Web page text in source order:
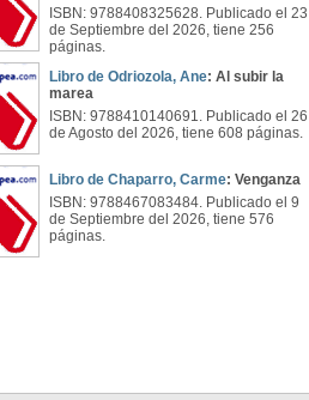
ISBN: 9788408325628. Publicado el 23
de Septiembre del 2026, tiene 256
páginas.
Libro de Odriozola, Ane: Al subir la
marea
ISBN: 9788410140691. Publicado el 26
de Agosto del 2026, tiene 608 páginas.
Libro de Chaparro, Carme: Venganza
ISBN: 9788467083484. Publicado el 9
de Septiembre del 2026, tiene 576
páginas.